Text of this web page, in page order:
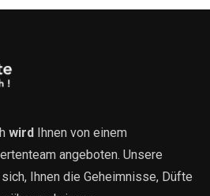
wird Ihnen von einem
angeboten. Unsere
Ihnen die Geheimnisse, Düfte